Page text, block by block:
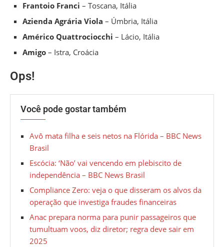
Frantoio Franci – Toscana, Itália
Azienda Agrária Viola – Úmbria, Itália
Américo Quattrociocchi – Lácio, Itália
Amigo – Istra, Croácia
Ops!
Você pode gostar também
Avô mata filha e seis netos na Flórida – BBC News
Brasil
Escócia: ‘Não’ vai vencendo em plebiscito de
independência – BBC News Brasil
Compliance Zero: veja o que disseram os alvos da
operação que investiga fraudes financeiras
Anac prepara norma para punir passageiros que
tumultuam voos, diz diretor; regra deve sair em
2025